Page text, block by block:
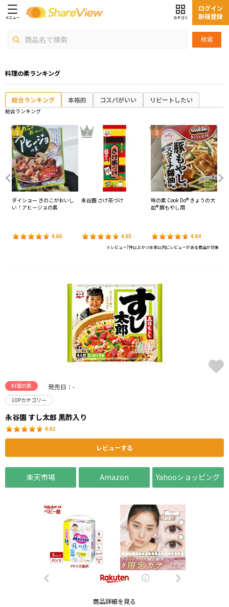
検索
ログイン
新規登録
料理の素ランキング
総合ランキング 本格的 コスパがいい リピートしたい
総合ランキング
1
ダイショー きのこがおいし
い！アヒージョの素
4.66
2
永谷園 さけ茶づけ
4.65
3
味の素 Cook Do® きょうの大
皿® 豚もやし用
4.64
※レビュー7件以上かつ半年以内にレビューがある商品が対象
料理の素 発売日：-
10Pカテゴリー
永谷園 すし太郎 黒酢入り
4.62
レビューする
楽天市場 Amazon Yahooショッピング
商品詳細を見る